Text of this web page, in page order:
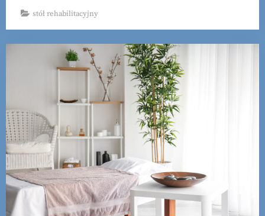
stół rehabilitacyjny